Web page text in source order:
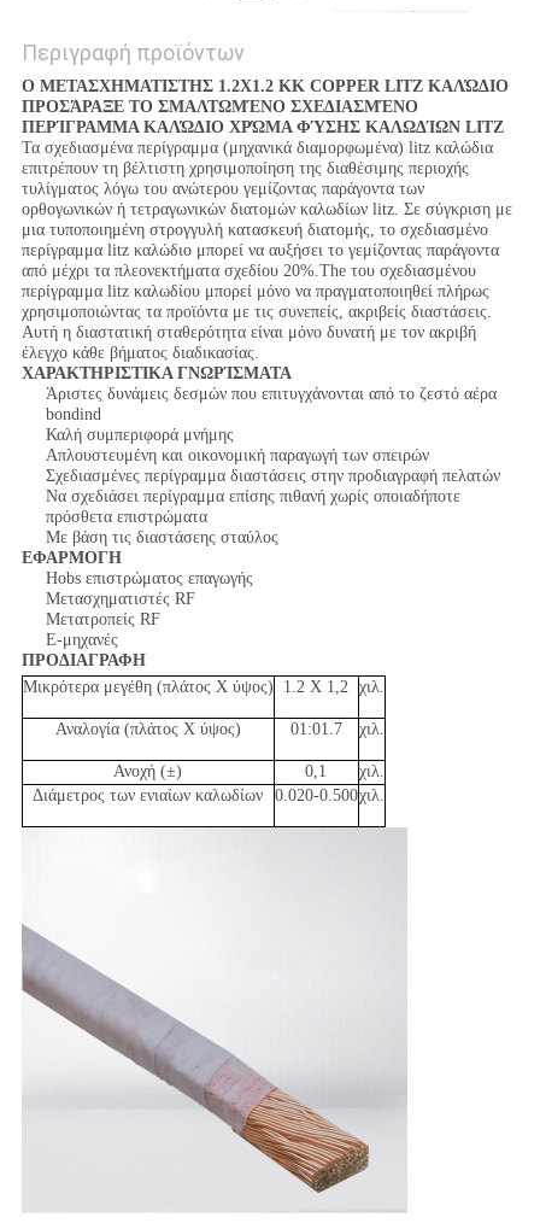
Περιγραφή προϊόντων
Ο ΜΕΤΑΣΧΗΜΑΤΙΣΤΗΣ 1.2X1.2 ΚΚ COPPER LITZ ΚΑΛΏΔΙΟ
ΠΡΟΣΆΡΑΞΕ ΤΟ ΣΜΑΛΤΩΜΈΝΟ ΣΧΕΔΙΑΣΜΈΝΟ
ΠΕΡΊΓΡΑΜΜΑ ΚΑΛΏΔΙΟ ΧΡΏΜΑ ΦΎΣΗΣ ΚΑΛΩΔΊΩΝ LITZ
Τα σχεδιασμένα περίγραμμα (μηχανικά διαμορφωμένα) litz καλώδια
επιτρέπουν τη βέλτιστη χρησιμοποίηση της διαθέσιμης περιοχής
τυλίγματος λόγω του ανώτερου γεμίζοντας παράγοντα των
ορθογωνικών ή τετραγωνικών διατομών καλωδίων litz. Σε σύγκριση με
μια τυποποιημένη στρογγυλή κατασκευή διατομής, το σχεδιασμένο
περίγραμμα litz καλώδιο μπορεί να αυξήσει το γεμίζοντας παράγοντα
από μέχρι τα πλεονεκτήματα σχεδίου 20%.The του σχεδιασμένου
περίγραμμα litz καλωδίου μπορεί μόνο να πραγματοποιηθεί πλήρως
χρησιμοποιώντας τα προϊόντα με τις συνεπείς, ακριβείς διαστάσεις.
Αυτή η διαστατική σταθερότητα είναι μόνο δυνατή με τον ακριβή
έλεγχο κάθε βήματος διαδικασίας.
ΧΑΡΑΚΤΗΡΙΣΤΙΚΑ ΓΝΩΡΊΣΜΑΤΑ
Άριστες δυνάμεις δεσμών που επιτυγχάνονται από το ζεστό αέρα
bondind
Καλή συμπεριφορά μνήμης
Απλουστευμένη και οικονομική παραγωγή των σπειρών
Σχεδιασμένες περίγραμμα διαστάσεις στην προδιαγραφή πελατών
Να σχεδιάσει περίγραμμα επίσης πιθανή χωρίς οποιαδήποτε
πρόσθετα επιστρώματα
Με βάση τις διαστάσεης σταύλος
ΕΦΑΡΜΟΓΗ
Hobs επιστρώματος επαγωγής
Μετασχηματιστές RF
Μετατροπείς RF
Ε-μηχανές
ΠΡΟΔΙΑΓΡΑΦΗ
Μικρότερα μεγέθη (πλάτος Χ ύψος)
1.2 X 1,2 χιλ.
Αναλογία (πλάτος Χ ύψος) 01:01.7 χιλ.
Ανοχή (±) 0,1
χιλ.
Διάμετρος των ενιαίων καλωδίων
0.020-0.500χιλ.